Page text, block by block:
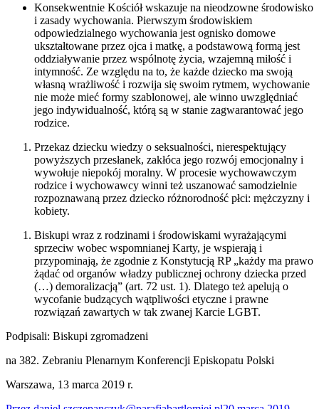
Konsekwentnie Kościół wskazuje na nieodzowne środowisko
i zasady wychowania. Pierwszym środowiskiem
odpowiedzialnego wychowania jest ognisko domowe
ukształtowane przez ojca i matkę, a podstawową formą jest
oddziaływanie przez wspólnotę życia, wzajemną miłość i
intymność. Ze względu na to, że każde dziecko ma swoją
własną wrażliwość i rozwija się swoim rytmem, wychowanie
nie może mieć formy szablonowej, ale winno uwzględniać
jego indywidualność, którą są w stanie zagwarantować jego
rodzice.
Przekaz dziecku wiedzy o seksualności, nierespektujący
powyższych przesłanek, zakłóca jego rozwój emocjonalny i
wywołuje niepokój moralny. W procesie wychowawczym
rodzice i wychowawcy winni też uszanować samodzielnie
rozpoznawaną przez dziecko różnorodność płci: mężczyzny i
kobiety.
Biskupi wraz z rodzinami i środowiskami wyrażającymi
sprzeciw wobec wspomnianej Karty, je wspierają i
przypominają, że zgodnie z Konstytucją RP „każdy ma prawo
żądać od organów władzy publicznej ochrony dziecka przed
(…) demoralizacją” (art. 72 ust. 1). Dlatego też apelują o
wycofanie budzących wątpliwości etyczne i prawne
rozwiązań zawartych w tak zwanej Karcie LGBT.
Podpisali: Biskupi zgromadzeni
na 382. Zebraniu Plenarnym Konferencji Episkopatu Polski
Warszawa, 13 marca 2019 r.